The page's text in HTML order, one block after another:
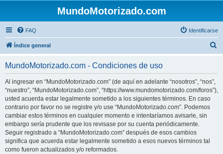
MundoMotorizado.com
FAQ Identificarse
Índice general
a
MundoMotorizado.com - Condiciones de uso
Al ingresar en “MundoMotorizado.com” (de aquí en adelante “nosotros”, “nos”,
“nuestro”, “MundoMotorizado.com”, “https://www.mundomotorizado.com/foros”),
usted acuerda estar legalmente sometido a los siguientes términos. En caso
contrario por favor no se registre y/o use “MundoMotorizado.com”. Podemos
cambiar estos términos en cualquier momento e intentaríamos avisarle, sin
embargo sería prudente que los revisase por su cuenta periódicamente.
Seguir registrado a “MundoMotorizado.com” después de esos cambios
significa que acuerda estar legalmente sometido a esos nuevos términos tal
como fueron actualizados y/o reformados.